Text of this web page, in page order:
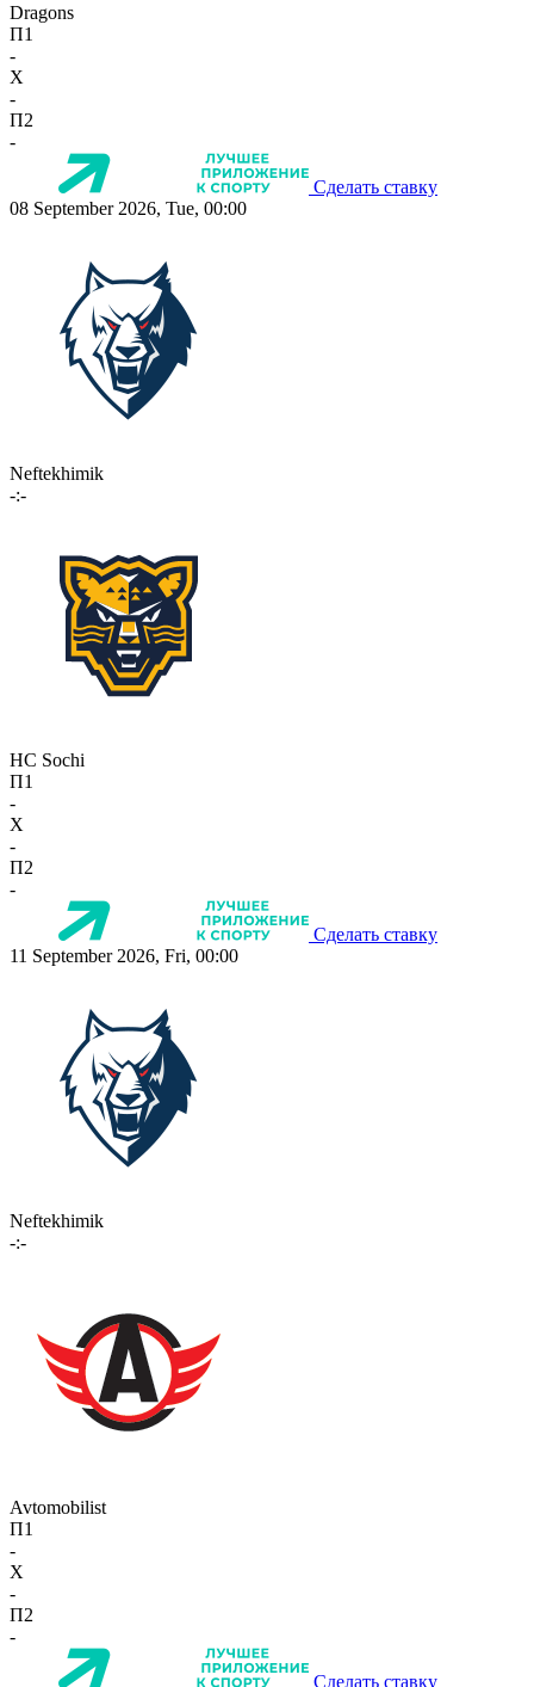
Dragons
П1
-
X
-
П2
-
Сделать ставку
08 September 2026, Tue, 00:00
Neftekhimik
-:-
HC Sochi
П1
-
X
-
П2
-
Сделать ставку
11 September 2026, Fri, 00:00
Neftekhimik
-:-
Avtomobilist
П1
-
X
-
П2
-
Сделать ставку